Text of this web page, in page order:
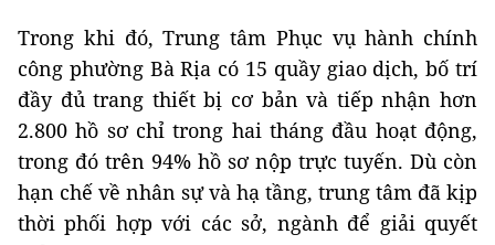
Trong khi đó, Trung tâm Phục vụ hành chính
công phường Bà Rịa có 15 quầy giao dịch, bố trí
đầy đủ trang thiết bị cơ bản và tiếp nhận hơn
2.800 hồ sơ chỉ trong hai tháng đầu hoạt động,
trong đó trên 94% hồ sơ nộp trực tuyến. Dù còn
hạn chế về nhân sự và hạ tầng, trung tâm đã kịp
thời phối hợp với các sở, ngành để giải quyết